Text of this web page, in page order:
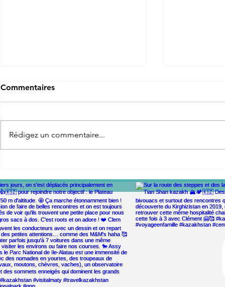
famille en Scandinavie
Commentaires
Rédigez un commentaire...